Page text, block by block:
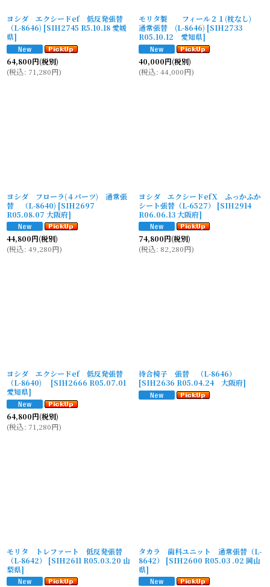
ヨシダ エクシードef 低反発張替
（L-8646) [SIH2745 R5.10.18 愛媛
県]
64,800円(税別)
(税込: 71,280円)
モリタ製 フィール２１(枕なし)
通常張替 (L-8646) [SIH2733
R05.10.12 愛知県]
40,000円(税別)
(税込: 44,000円)
ヨシダ フローラ(４パーツ) 通常張
替 （L-8640) [SIH2697
R05.08.07 大阪府]
44,800円(税別)
(税込: 49,280円)
ヨシダ エクシードefX ふっかふか
シート張替（L-6527）
[SIH2914
R06.06.13 大阪府]
74,800円(税別)
(税込: 82,280円)
ヨシダ エクシードef 低反発張替
（L-8640)
[SIH2666 R05.07.01
愛知県]
64,800円(税別)
(税込: 71,280円)
待合椅子 張替 （L-8646）
[SIH2636 R05.04.24 大阪府]
モリタ トレファート 低反発張替
（L-8642）
[SIH2611 R05.03.20 山
梨県]
タカラ 歯科ユニット 通常張替（L-
8642）
[SIH2600 R05.03 .02 岡山
県]